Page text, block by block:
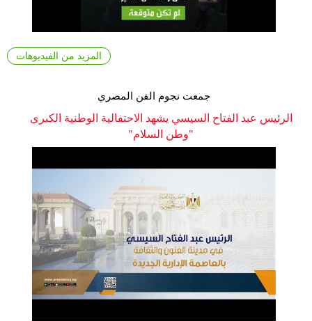
المزيد من الفيديوهات
جمعت نجوم الفن المصري
الرئيس عبد الفتاح السيسي يشهد الاحتفالية الوطنية الكبرى
"وطن السلام"